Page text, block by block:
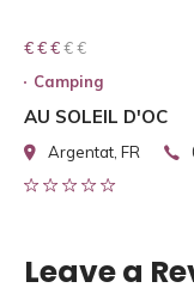
€ € € € €
€ € €
Camping
AU SOLEIL D'OC
Argentat, FR
Leave a